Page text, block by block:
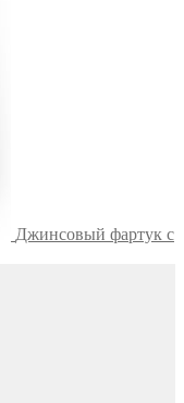
Джинсовый фартук с